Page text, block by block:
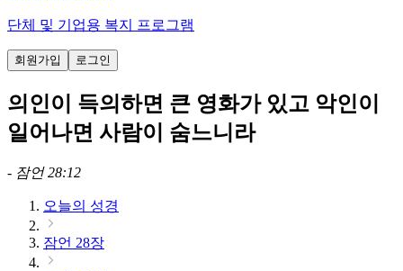
단체 및 기업용 복지 프로그램
회원가입 로그인
의인이 득의하면 큰 영화가 있고 악인이
일어나면 사람이 숨느니라
- 잠언 28:12
오늘의 성경
잠언 28장